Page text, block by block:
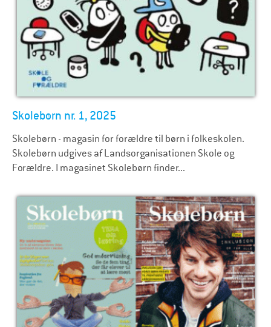
Skolebørn nr. 1, 2025
Skolebørn - magasin for forældre til børn i folkeskolen.
Skolebørn udgives af Landsorganisationen Skole og
Forældre. I magasinet Skolebørn finder...